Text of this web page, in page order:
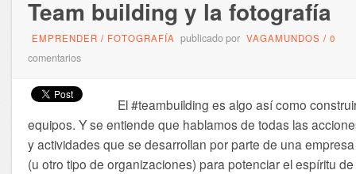
Team building y la fotografía
EMPRENDER / FOTOGRAFÍA publicado por VAGAMUNDOS / 0
comentarios
El ‪#‎teambuilding‬ es algo así como
equipos. Y se entiende que hablamos de todas las
y actividades que se desarrollan por parte de una empresa
(u otro tipo de organizaciones) para potenciar el espíritu de